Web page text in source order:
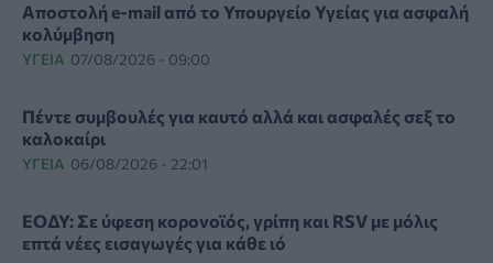
Αποστολή e-mail από το Υπουργείο Υγείας για ασφαλή
κολύμβηση
ΥΓΕΊΑ 07/08/2026 - 09:00
Πέντε συμβουλές για καυτό αλλά και ασφαλές σεξ το
καλοκαίρι
ΥΓΕΊΑ 06/08/2026 - 22:01
ΕΟΔΥ: Σε ύφεση κορονοϊός, γρίπη και RSV με μόλις
επτά νέες εισαγωγές για κάθε ιό